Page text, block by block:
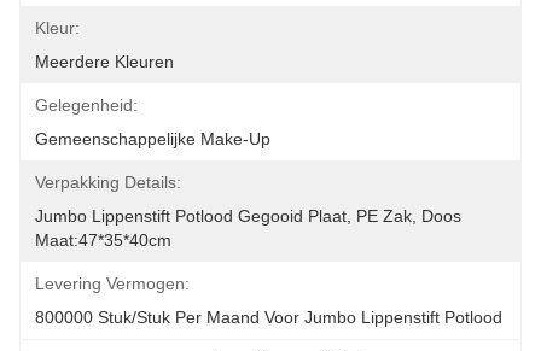
Kleur:
Meerdere Kleuren
Gelegenheid:
Gemeenschappelijke Make-Up
Verpakking Details:
Jumbo Lippenstift Potlood Gegooid Plaat, PE Zak, Doos
Maat:47*35*40cm
Levering Vermogen:
800000 Stuk/stuk Per Maand Voor Jumbo Lippenstift Potlood